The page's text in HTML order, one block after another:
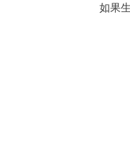
如果